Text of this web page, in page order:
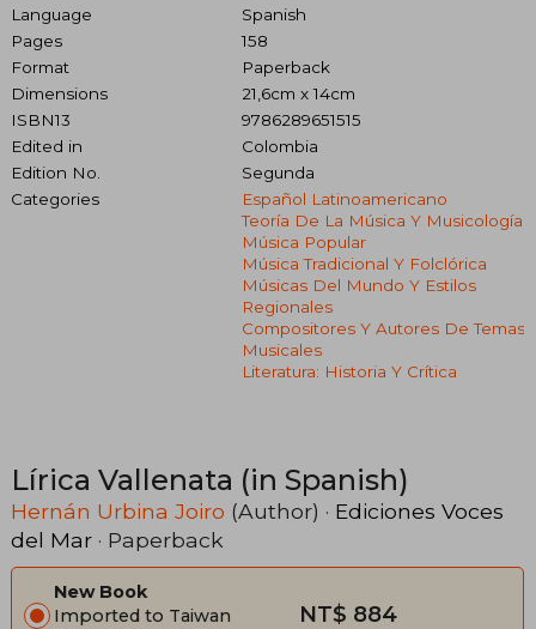
Language
Spanish
Pages
158
Format
Paperback
Dimensions
21,6cm x 14cm
ISBN13
9786289651515
Edited in
Colombia
Edition No.
Segunda
Categories
Español Latinoamericano
Teoría De La Música Y Musicología
Música Popular
Música Tradicional Y Folclórica
Músicas Del Mundo Y Estilos
Regionales
Compositores Y Autores De Temas
Musicales
Literatura: Historia Y Crítica
Lírica Vallenata (in Spanish)
Hernán Urbina Joiro (Author) · Ediciones Voces
del Mar · Paperback
New Book
Imported to Taiwan
NT$ 884